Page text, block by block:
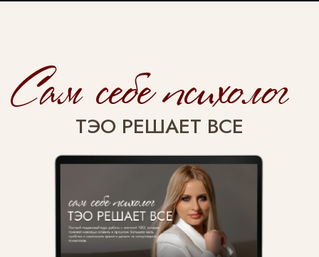
ОТВЕТЫ НА ЧАСТЫЕ ВОПРОСЫ